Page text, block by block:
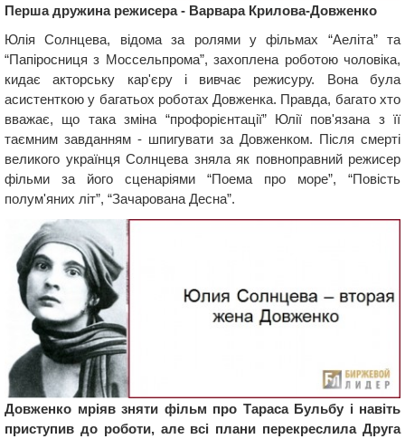
Перша дружина режисера - Варвара Крилова-Довженко
Юлія Солнцева, відома за ролями у фільмах “Аеліта” та
“Папіросниця з Моссельпрома”, захоплена роботою чоловіка,
кидає акторську кар'єру і вивчає режисуру. Вона була
асистенткою у багатьох роботах Довженка. Правда, багато хто
вважає, що така зміна “профорієнтації” Юлії пов'язана з її
таємним завданням - шпигувати за Довженком. Після смерті
великого українця Солнцева зняла як повноправний режисер
фільми за його сценаріями “Поема про море”, “Повість
полум'яних літ”, “Зачарована Десна”.
Довженко мріяв зняти фільм про Тараса Бульбу і навіть
приступив до роботи, але всі плани перекреслила Друга